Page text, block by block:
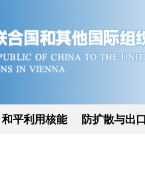
和平利用核能 防扩散与出